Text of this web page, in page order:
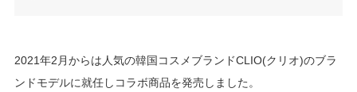
2021年2月からは人気の韓国コスメブランドCLIO(クリオ)のブラ
ンドモデルに就任しコラボ商品を発売しました。